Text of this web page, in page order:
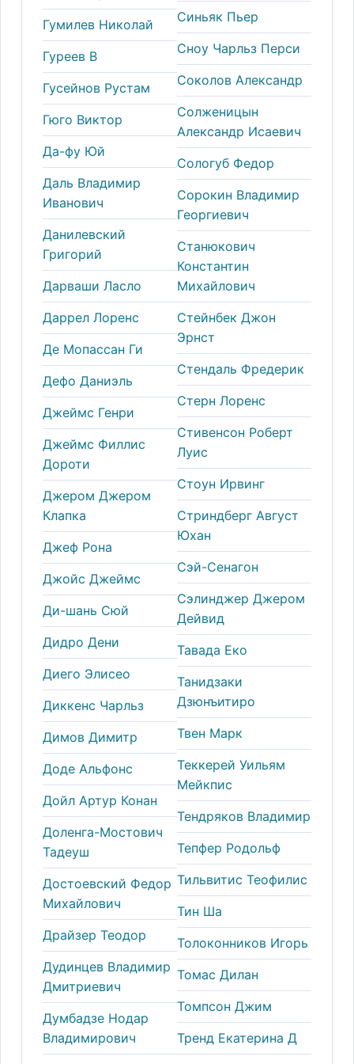
Гумилев Николай
Гуреев В
Гусейнов Рустам
Гюго Виктор
Да-фу Юй
Даль Владимир
Иванович
Данилевский
Григорий
Дарваши Ласло
Даррел Лоренс
Де Мопассан Ги
Дефо Даниэль
Джеймс Генри
Джеймс Филлис
Дороти
Джером Джером
Клапка
Джеф Рона
Джойс Джеймс
Ди-шань Сюй
Дидро Дени
Диего Элисео
Диккенс Чарльз
Димов Димитр
Доде Альфонс
Дойл Артур Конан
Доленга-Мостович
Тадеуш
Достоевский Федор
Михайлович
Драйзер Теодор
Дудинцев Владимир
Дмитриевич
Думбадзе Нодар
Владимирович
Синьяк Пьер
Сноу Чарльз Перси
Соколов Александр
Солженицын
Александр Исаевич
Сологуб Федор
Сорокин Владимир
Георгиевич
Станюкович
Константин
Михайлович
Стейнбек Джон
Эрнст
Стендаль Фредерик
Стерн Лоренс
Стивенсон Роберт
Луис
Стоун Ирвинг
Стриндберг Август
Юхан
Сэй-Cенагон
Сэлинджер Джером
Дейвид
Тавада Еко
Танидзаки
Дзюнъитиро
Твен Марк
Теккерей Уильям
Мейкпис
Тендряков Владимир
Тепфер Родольф
Тильвитис Теофилис
Тин Ша
Толоконников Игорь
Томас Дилан
Томпсон Джим
Тренд Екатерина Д